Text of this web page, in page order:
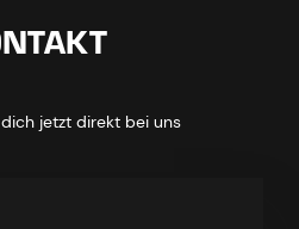
jetzt direkt bei uns